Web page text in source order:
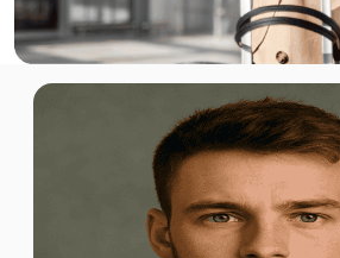
Cameroon 1GB 7Days
Für 7 Tage
Global (120+ areas) 1GB 7Days
Für 7 Tage